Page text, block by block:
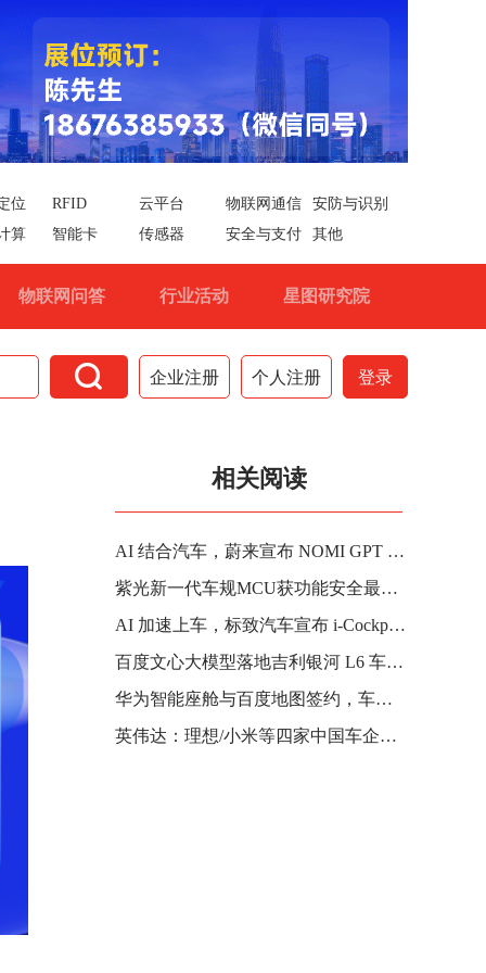
位 RFID 云平台 物联网通信
安防与识别
算
智能卡 传感器 安全与支付 其他
物联网问答 行业活动 星图研究院
 企业注册 个人注册 登录
相关阅读
AI 结合汽车，蔚来宣布 NOMI GPT 领航版开启招募
紫光新一代车规MCU获功能安全最高认证，携手安谋科技深化车芯市场布局
AI 加速上车，标致汽车宣布 i-Cockpit 车机系统将集成 ChatGPT
百度文心大模型落地吉利银河 L6 车型，支持 AI 对话功能
华为智能座舱与百度地图签约，车道级导航、红绿灯倒计时等将陆续上车
英伟达：理想/小米等四家中国车企将采用其自动驾驶芯片平台